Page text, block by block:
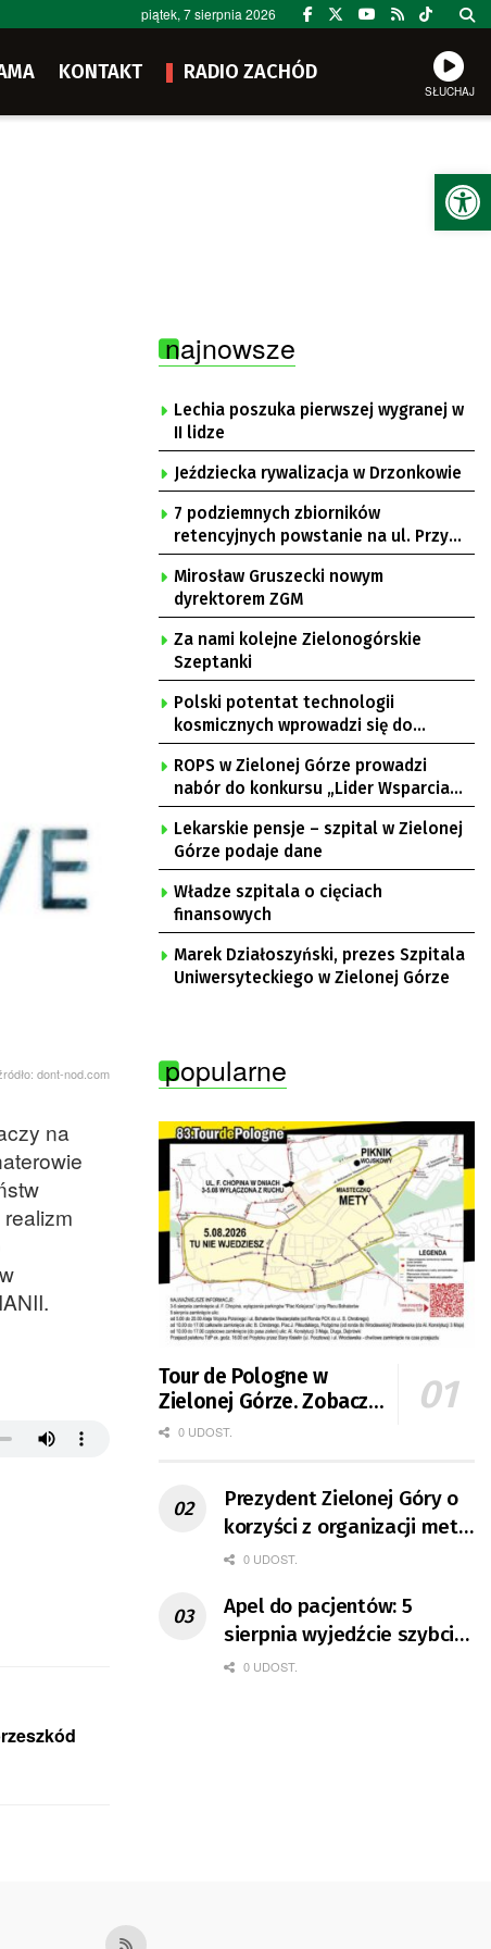
piątek, 7 sierpnia 2026
KONTAKT RADIO ZACHÓD
SŁUCHAJ
dont-nod.com
na
najnowsze
Lechia poszuka pierwszej wygranej w
II lidze
Jeździecka rywalizacja w Drzonkowie
7 podziemnych zbiorników
retencyjnych powstanie na ul. Przy
Gazowni
Mirosław Gruszecki nowym
dyrektorem ZGM
Za nami kolejne Zielonogórskie
Szeptanki
Polski potentat technologii
kosmicznych wprowadzi się do
Zielonej Góry
ROPS w Zielonej Górze prowadzi
nabór do konkursu „Lider Wsparcia
Seniora”
Lekarskie pensje – szpital w Zielonej
Górze podaje dane
Władze szpitala o cięciach
finansowych
Marek Działoszyński, prezes Szpitala
Uniwersyteckiego w Zielonej Górze
popularne
Tour de Pologne w
Zielonej Górze. Zobacz
zmiany w organizacji
0 UDOST.
Prezydent Zielonej Góry o
korzyści z organizacji mety
Tour de Pologne
0 UDOST.
Apel do pacjentów: 5
sierpnia wyjedźcie szybciej
z domów
0 UDOST.